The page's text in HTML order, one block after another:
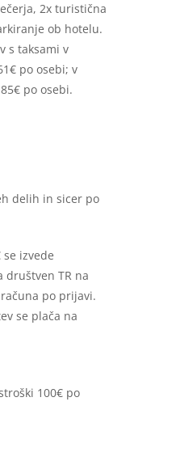
2x turistična
ob hotelu.
s taksami v
po osebi; v
po osebi.
delih in sicer po
izvede
društven TR na
po prijavi.
se plača na
100€ po